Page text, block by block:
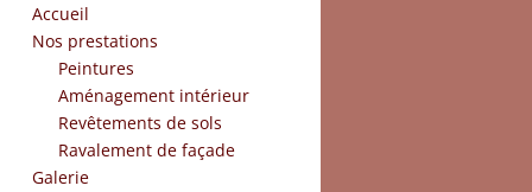
Accueil
Nos prestations
Peintures
Aménagement intérieur
Revêtements de sols
Ravalement de façade
Galerie